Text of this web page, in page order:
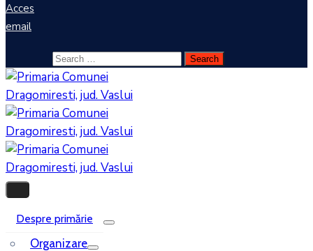
Acces
email
Despre primărie
Organizare